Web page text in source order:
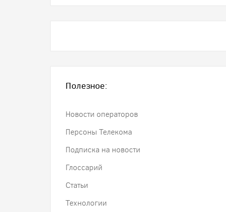
Полезное:
Новости операторов
Персоны Телекома
Подписка на новости
Глоссарий
Статьи
Технологии